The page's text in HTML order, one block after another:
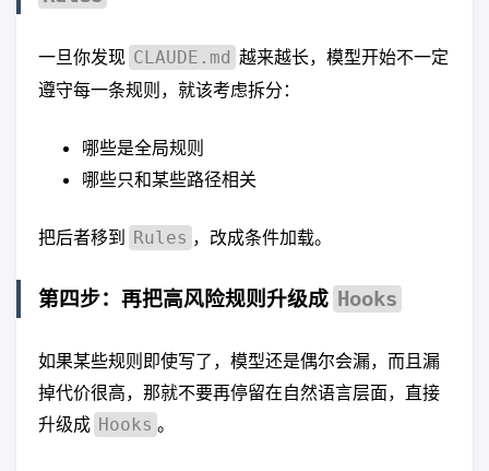
一旦你发现 CLAUDE.md 越来越长，模型开始不一定
遵守每一条规则，就该考虑拆分：
哪些是全局规则
哪些只和某些路径相关
把后者移到 Rules ，改成条件加载。
第四步：再把高风险规则升级成 Hooks
如果某些规则即使写了，模型还是偶尔会漏，而且漏
掉代价很高，那就不要再停留在自然语言层面，直接
升级成 Hooks 。